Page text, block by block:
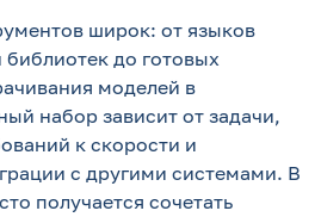
широк: от языков
до готовых
моделей в
набор зависит от задачи,
к скорости и
с другими системами. В
получается сочетать